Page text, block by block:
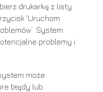
drukarkę z listy
'Uruchom
System
problemy i
może
błędy lub